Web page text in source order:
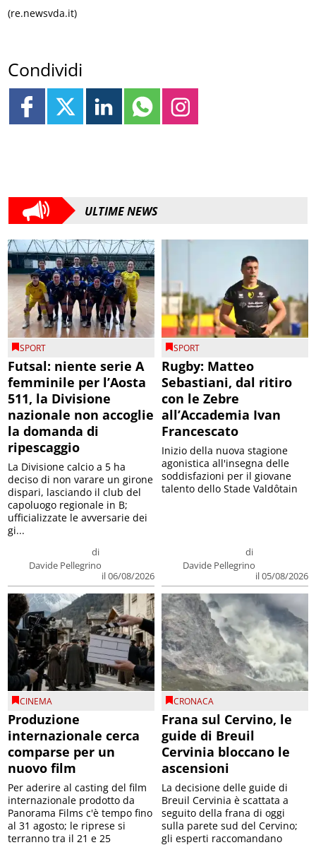
(re.newsvda.it)
Condividi
ULTIME NEWS
SPORT
Futsal: niente serie A
femminile per l’Aosta
511, la Divisione
nazionale non accoglie
la domanda di
ripescaggio
di
Davide Pellegrino
il 06/08/2026
La Divisione calcio a 5 ha
deciso di non varare un girone
dispari, lasciando il club del
capoluogo regionale in B;
ufficializzate le avversarie dei
gi...
SPORT
Rugby: Matteo
Sebastiani, dal ritiro
con le Zebre
all’Accademia Ivan
Francescato
di
Davide Pellegrino
il 05/08/2026
Inizio della nuova stagione
agonistica all'insegna delle
soddisfazioni per il giovane
talento dello Stade Valdôtain
CINEMA
Produzione
internazionale cerca
comparse per un
nuovo film
Per aderire al casting del film
internazionale prodotto da
Panorama Films c'è tempo fino
al 31 agosto; le riprese si
terranno tra il 21 e 25
CRONACA
Frana sul Cervino, le
guide di Breuil
Cervinia bloccano le
ascensioni
La decisione delle guide di
Breuil Cervinia è scattata a
seguito della frana di oggi
sulla parete sud del Cervino;
gli esperti raccomandano